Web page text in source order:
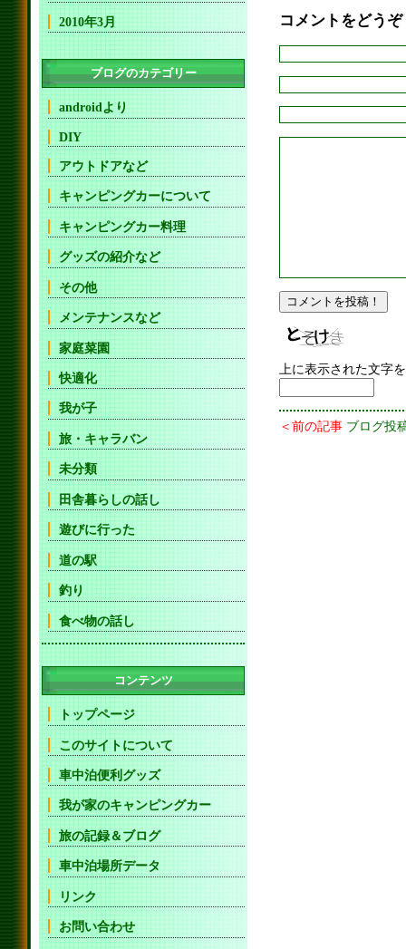
コメントをどうぞ
上に表示された文字
＜前の記事 ブログ投
2010年3月
ブログのカテゴリー
androidより
DIY
アウトドアなど
キャンピングカーについて
キャンピングカー料理
グッズの紹介など
その他
メンテナンスなど
家庭菜園
快適化
我が子
旅・キャラバン
未分類
田舎暮らしの話し
遊びに行った
道の駅
釣り
食べ物の話し
コンテンツ
トップページ
このサイトについて
車中泊便利グッズ
我が家のキャンピングカー
旅の記録＆ブログ
車中泊場所データ
リンク
お問い合わせ